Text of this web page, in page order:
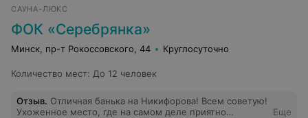
САУНА-ЛЮКС
ФОК «Серебрянка»
Минск, пр-т Рокоссовского, 44 Круглосуточно
Количество мест: До 12 человек
Отзыв. Отличная банька на Никифорова! Всем советую!
Ухоженное место, где на самом деле приятно
Еще